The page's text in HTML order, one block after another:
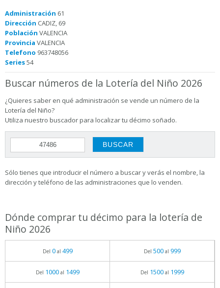
Administración 61
Dirección CADIZ, 69
Población VALENCIA
Provincia VALENCIA
Telefono 963748056
Series54
Buscar números de la Lotería del Niño 2026
¿Quieres saber en qué administración se vende un número de la
Lotería del Niño?
Utiliza nuestro buscador para localizar tu décimo soñado.
Sólo tienes que introducir el número a buscar y verás el nombre, la
dirección y teléfono de las administraciones que lo venden.
Dónde comprar tu décimo para la lotería de
Niño 2026
Del 0al 499 Del 500al 999
Del 1000al 1499 Del 1500al 1999